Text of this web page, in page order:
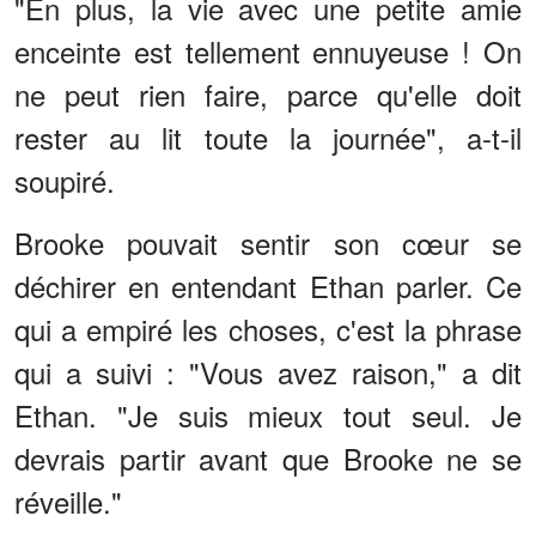
enceinte est tellement ennuyeuse ! On
ne peut rien faire, parce qu'elle doit
rester au lit toute la journée", a-t-il
soupiré.
Brooke pouvait sentir son cœur se
déchirer en entendant Ethan parler. Ce
qui a empiré les choses, c'est la phrase
qui a suivi : "Vous avez raison," a dit
Ethan. "Je suis mieux tout seul. Je
devrais partir avant que Brooke ne se
réveille."